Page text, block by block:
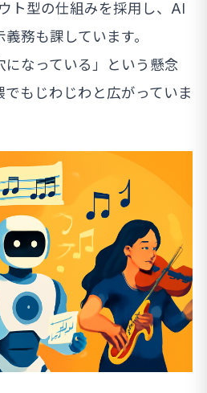
ト型の仕組みを採用し、AI
務も課しています。
になっている」という懸念
もじわじわと広がっていま